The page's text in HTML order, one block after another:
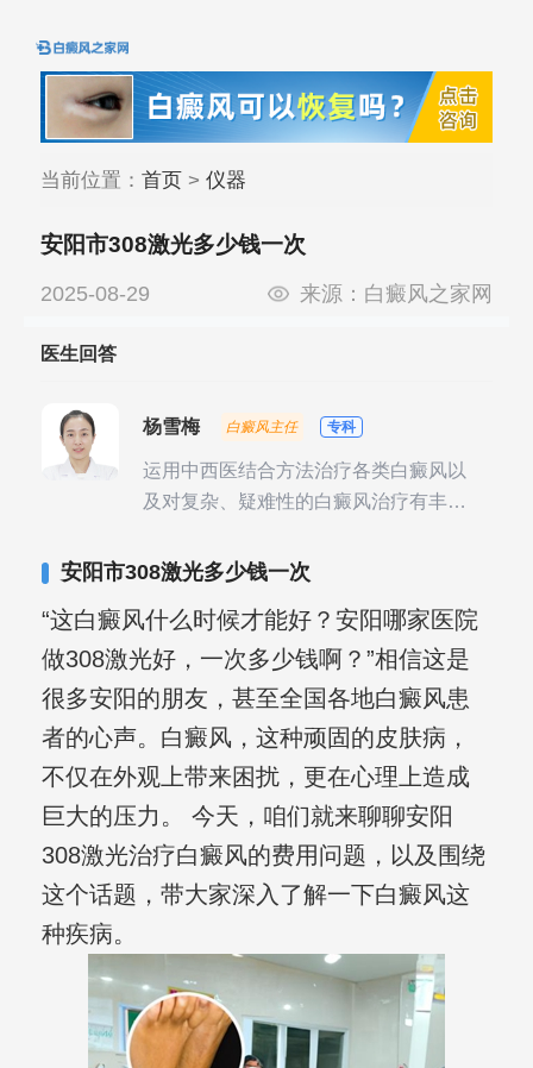
当前位置： 首页> 仪器
安阳市308激光多少钱一次
2025-08-29 来源： 白癜风之家网
医生回答
杨雪梅 白癜风主任 专科
运用中西医结合方法治疗各类白癜风以
及对复杂、疑难性的白癜风治疗有丰富
合巩固用药的调理，并对白癜风患者的
导，全方位帮助患者康复。
安阳市308激光多少钱一次
“这白癜风什么时候才能好？安阳哪家医院
做308激光好，一次多少钱啊？”相信这是
很多安阳的朋友，甚至全国各地白癜风患
者的心声。白癜风，这种顽固的皮肤病，
不仅在外观上带来困扰，更在心理上造成
巨大的压力。 今天，咱们就来聊聊安阳
308激光治疗白癜风的费用问题，以及围绕
这个话题，带大家深入了解一下白癜风这
种疾病。